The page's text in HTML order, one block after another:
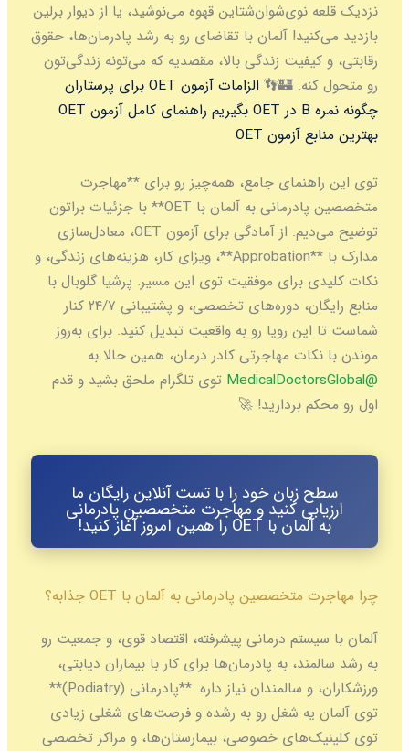
نزدیک قلعه نوی‌شوان‌شتاین قهوه می‌نوشید، یا از دیوار برلین
بازدید می‌کنید! آلمان با تقاضای رو به رشد پادرمان‌ها، حقوق
رقابتی، و کیفیت زندگی بالا، مقصدیه که می‌تونه زندگی‌تون
رو متحول کنه. 🏰👣 الزامات آزمون OET برای پرستاران
چگونه نمره B در OET بگیریم
راهنمای کامل آزمون OET
بهترین منابع آزمون OET
توی این راهنمای جامع، همه‌چیز رو برای **مهاجرت
متخصصین پادرمانی به آلمان با OET** با جزئیات براتون
توضیح می‌دیم: از آمادگی برای آزمون OET، معادل‌سازی
مدارک با **Approbation**، ویزای کار، هزینه‌های زندگی، و
نکات کلیدی برای موفقیت توی این مسیر. پرشیا گلوبال با
منابع رایگان، دوره‌های تخصصی، و پشتیبانی ۲۴/۷ کنار
شماست تا این رویا رو به واقعیت تبدیل کنید. برای به‌روز
موندن با نکات مهاجرتی کادر درمان، همین حالا به
@MedicalDoctorsGlobal
توی تلگرام ملحق بشید و قدم
اول رو محکم بردارید! 🚀
سطح زبان خود را با تست آنلاین رایگان ما
ارزیابی کنید و مهاجرت متخصصین پادرمانی
به آلمان با OET را همین امروز آغاز کنید!
چرا مهاجرت متخصصین پادرمانی به آلمان با OET جذابه؟
آلمان با سیستم درمانی پیشرفته، اقتصاد قوی، و جمعیت رو
به رشد سالمند، به پادرمان‌ها برای کار با بیماران دیابتی،
ورزشکاران، و سالمندان نیاز داره. **پادرمانی (Podiatry)**
توی آلمان یه شغل رو به رشده و فرصت‌های شغلی زیادی
توی کلینیک‌های خصوصی، بیمارستان‌ها، و مراکز تخصصی